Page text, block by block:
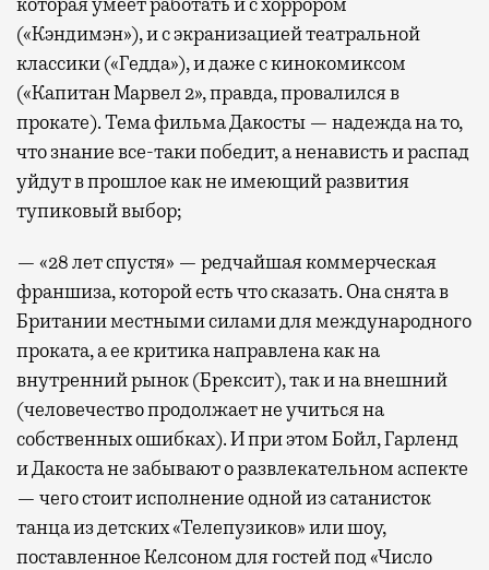
(«Кэндимэн»), и с экранизацией театральной
классики («Гедда»), и даже с кинокомиксом
(«Капитан Марвел 2», правда, провалился в
прокате). Тема фильма Дакосты — надежда на то,
что знание все-таки победит, а ненависть и распад
уйдут в прошлое как не имеющий развития
тупиковый выбор;
— «28 лет спустя» — редчайшая коммерческая
франшиза, которой есть что сказать. Она снята в
Британии местными силами для международного
проката, а ее критика направлена как на
внутренний рынок (Брексит), так и на внешний
(человечество продолжает не учиться на
собственных ошибках). И при этом Бойл, Гарленд
и Дакоста не забывают о развлекательном аспекте
— чего стоит исполнение одной из сатанисток
танца из детских «Телепузиков» или шоу,
поставленное Келсоном для гостей под «Число